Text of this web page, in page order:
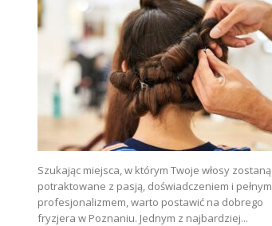
Szukając miejsca, w którym Twoje włosy zostaną
potraktowane z pasją, doświadczeniem i pełnym
profesjonalizmem, warto postawić na dobrego
fryzjera w Poznaniu. Jednym z najbardziej...